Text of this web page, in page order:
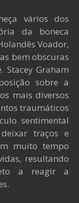
vários dos
da boneca
Voador,
bem obscuras
Stacey Graham
sobre a
mais diversos
traumáticos
sentimental
traços e
muito tempo
resultando
a reagir a